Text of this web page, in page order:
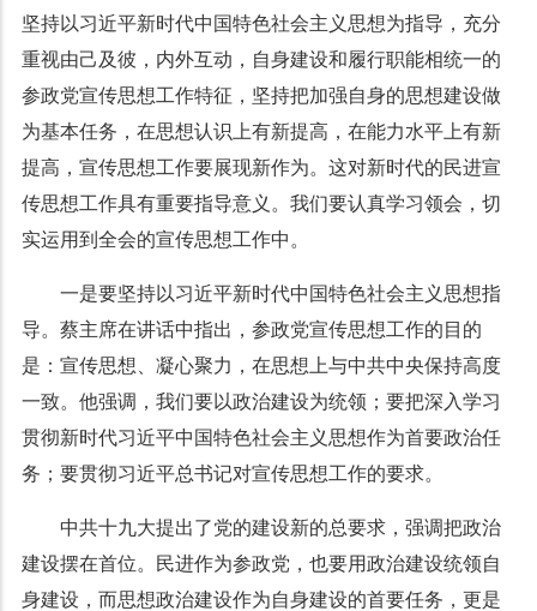
坚持以习近平新时代中国特色社会主义思想为指导，充分
重视由己及彼，内外互动，自身建设和履行职能相统一的
参政党宣传思想工作特征，坚持把加强自身的思想建设做
为基本任务，在思想认识上有新提高，在能力水平上有新
提高，宣传思想工作要展现新作为。这对新时代的民进宣
传思想工作具有重要指导意义。我们要认真学习领会，切
实运用到全会的宣传思想工作中。
一是要坚持以习近平新时代中国特色社会主义思想指
导。蔡主席在讲话中指出，参政党宣传思想工作的目的
是：宣传思想、凝心聚力，在思想上与中共中央保持高度
一致。他强调，我们要以政治建设为统领；要把深入学习
贯彻新时代习近平中国特色社会主义思想作为首要政治任
务；要贯彻习近平总书记对宣传思想工作的要求。
中共十九大提出了党的建设新的总要求，强调把政治
建设摆在首位。民进作为参政党，也要用政治建设统领自
身建设，而思想政治建设作为自身建设的首要任务，更是